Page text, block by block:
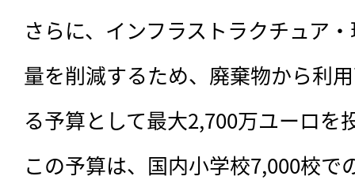
さらに、インフラストラクチュア
量を削減するため、廃棄物から利
る予算として最大2,700万ユーロを
この予算は、国内小学校7,000校で